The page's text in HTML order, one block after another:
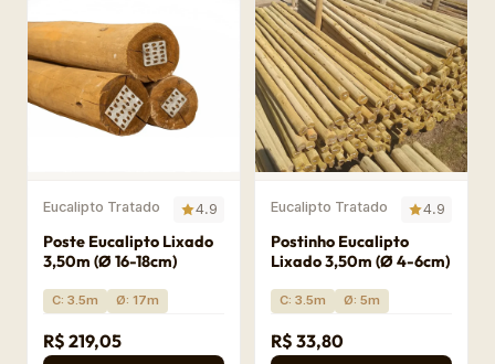
Eucalipto Tratado 4.9
Poste Eucalipto Lixado
3,50m (Ø 16-18cm)
C: 3.5m Ø: 17m
R$ 219,05
Eucalipto Tratado 4.9
Postinho Eucalipto
Lixado 3,50m (Ø 4-6cm)
C: 3.5m Ø: 5m
R$ 33,80